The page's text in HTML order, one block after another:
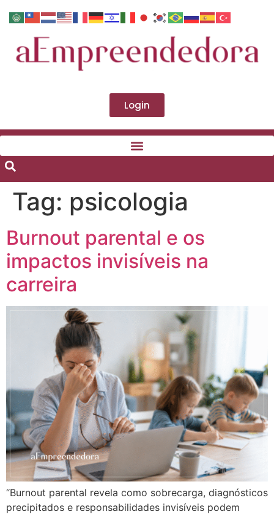
Login
Tag: psicologia
Burnout parental e os
impactos invisíveis na
carreira
“Burnout parental revela como sobrecarga, diagnósticos
precipitados e responsabilidades invisíveis podem